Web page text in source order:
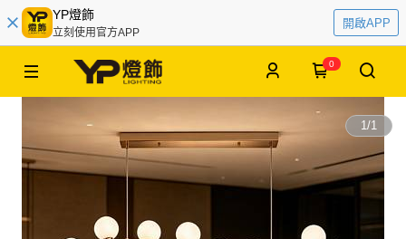
YP燈飾
立刻使用官方APP
開啟APP
0
1/1